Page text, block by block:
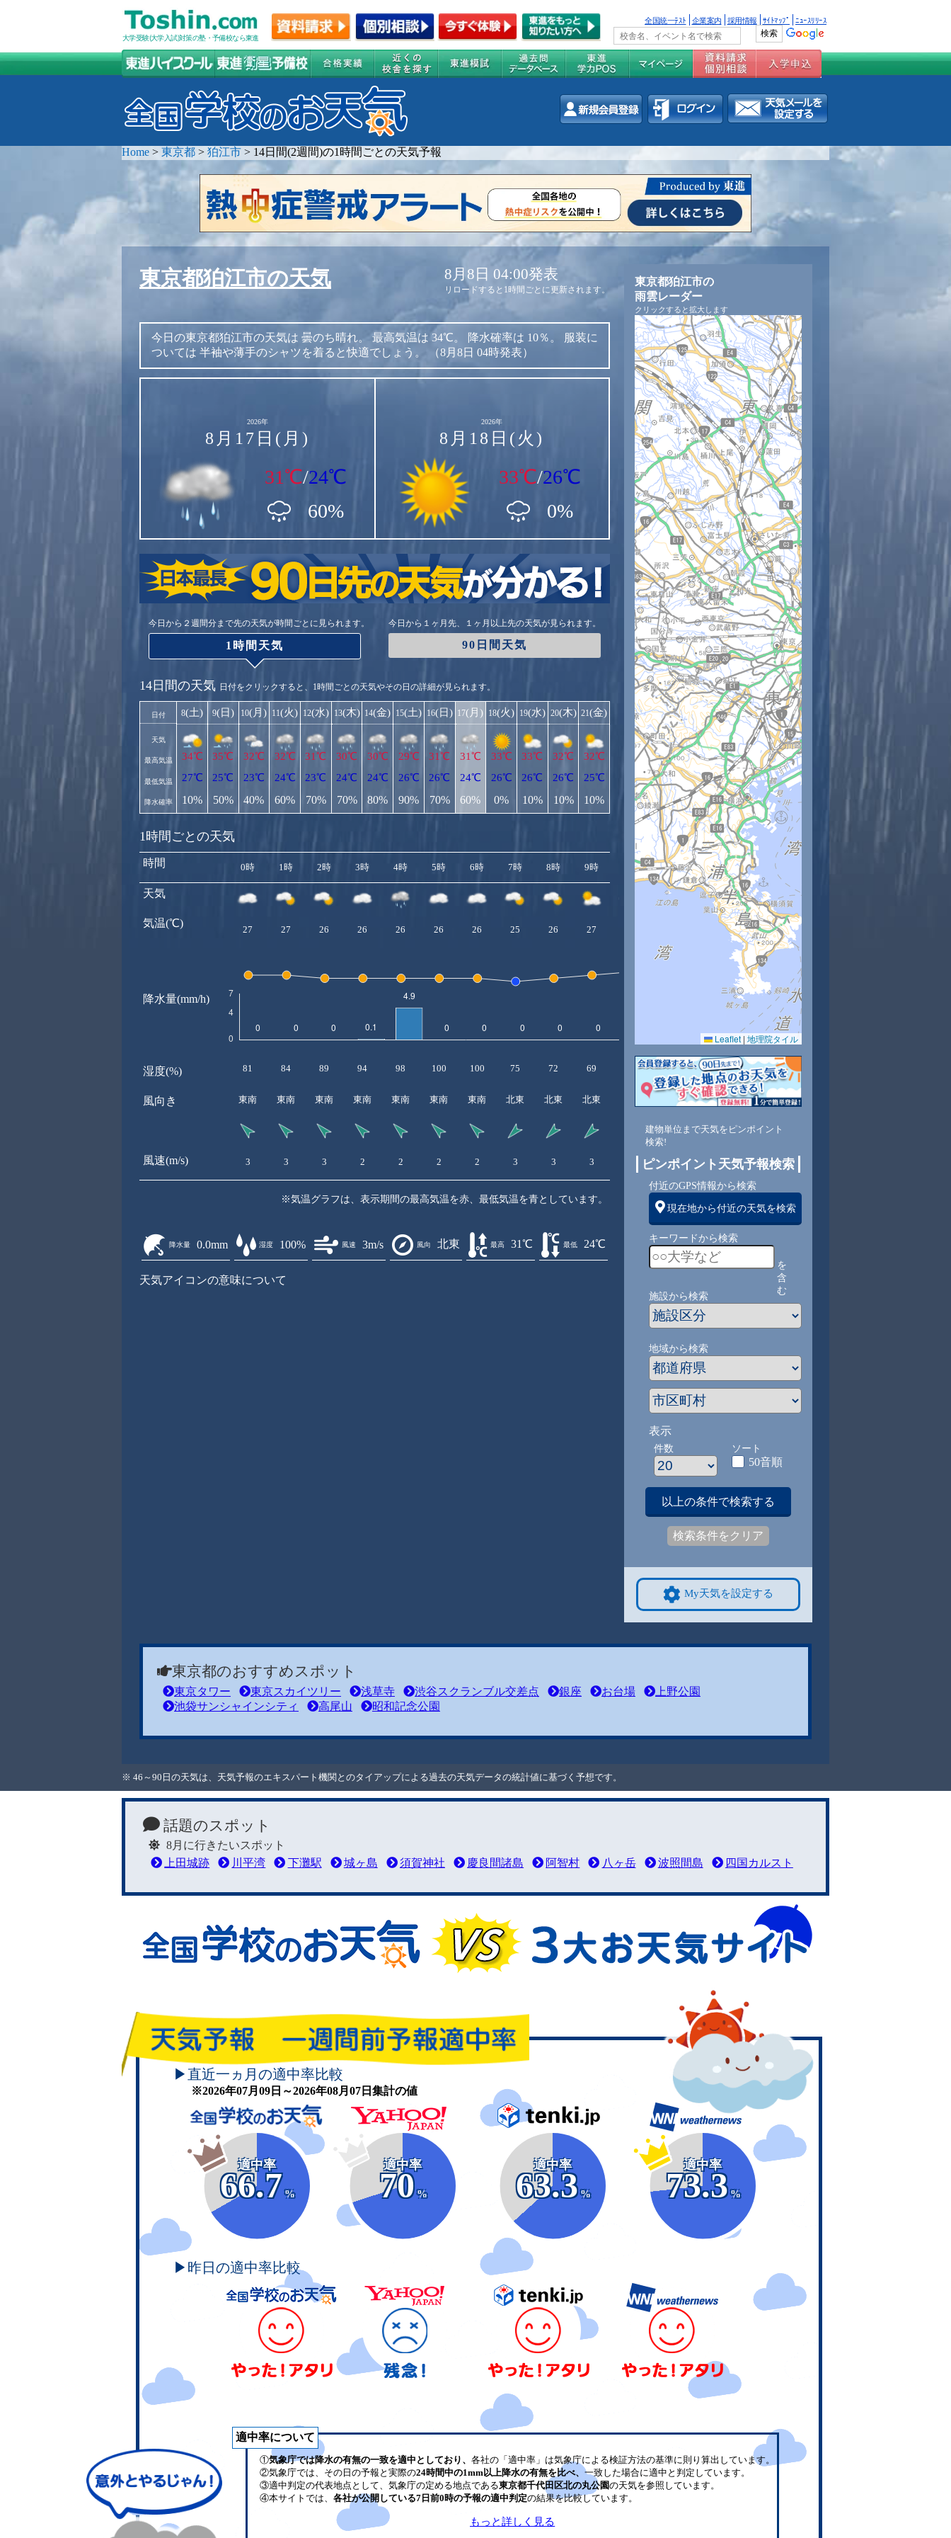
大学受験(大学入試)対策の塾・予備校なら東進
全国統一ﾃｽﾄ 企業案内 採用情報 ｻｲﾄﾏｯﾌﾟ ﾆｭｰｽﾘﾘｰｽ
Home > 東京都 > 狛江市 > 14日間(2週間)の1時間ごとの天気予報
東京都狛江市の天気 8月8日 04:00発表
リロードすると1時間ごとに更新されます。
今日の東京都狛江市の天気は 曇のち晴れ。 最高気温は 34℃。 降水確率は 10％。
服装に
ついては 半袖や薄手のシャツを着ると快適でしょう。 （8月8日 04時発表）
2026年
8月17日(月)
31℃/24℃
60%
2026年
8月18日(火)
33℃/26℃
0%
今日から２週間分まで先の天気が時間ごとに見られます。
1時間天気
今日から１ヶ月先、１ヶ月以上先の天気が見られます。
90日間天気
14日間の天気 日付をクリックすると、1時間ごとの天気やその日の詳細が見られます。
日付
天気
最高気温
最低気温
降水確率
8(土)
34℃
27℃
10%
9(日)
35℃
25℃
50%
10(月)
32℃
23℃
40%
11(火)
32℃
24℃
60%
12(水)
31℃
23℃
70%
13(木)
30℃
24℃
70%
14(金)
30℃
24℃
80%
15(土)
29℃
26℃
90%
16(日)
31℃
26℃
70%
17(月)
31℃
24℃
60%
18(火)
33℃
26℃
0%
19(水)
33℃
26℃
10%
20(木)
32℃
26℃
10%
21(金)
32℃
25℃
10%
1時間ごとの天気
時間
天気
気温(℃)
降水量(mm/h)
湿度(%)
風向き
風速(m/s)
0時 1時 2時 3時 4時 5時 6時 7時 8時 9時 10時 11時 12時 13時 14時
27 27 26 26 26 26 26 25 26 27 30 31
81 84 89 94 98 100 100 75 72 69 60 58 57 60
東南 東南 東南 東南 東南 東南 東南 北東 北東 北東 北東 北東 東
3 3 3 2 2 2 2 3 3 3 3 3 3 3
※気温グラフは、表示期間の最高気温を赤、最低気温を青としています。
降水量 0.0mm 湿度 100% 風速 3m/s 風向 北東 最高 31℃ 最低 24℃
天気アイコンの意味について
東京都狛江市の
雨雲レーダー
クリックすると拡大します
Leaflet | 地理院タイル
建物単位まで天気をピンポイント
検索!
ピンポイント天気予報検索
付近のGPS情報から検索
現在地から付近の天気を検索
キーワードから検索
を
含
む
施設から検索
地域から検索
表示
件数 ソート
50音順
以上の条件で検索する
検索条件をクリア
My天気を設定する
東京都のおすすめスポット
東京タワー 東京スカイツリー 浅草寺 渋谷スクランブル交差点 銀座 お台場
上野公園
池袋サンシャインシティ
高尾山 昭和記念公園
※ 46～90日の天気は、天気予報のエキスパート機関とのタイアップによる過去の天気データの統計値に基づく予想です。
話題のスポット
8月に行きたいスポット
上田城跡
川平湾 下灘駅 城ヶ島 須賀神社 慶良間諸島 阿智村 八ヶ岳 波照間島 四国カルスト
▶直近一ヵ月の適中率比較
※2026年07月09日～2026年08月07日集計の値
適中率
66.7
%
適中率
70
%
適中率
63.3
%
適中率
73.3
%
▶昨日の適中率比較
適中率について
①気象庁では降水の有無の一致を適中としており、 各社の「適中率」は気象庁による検証方法の基準に則り算出しています。
②気象庁では、その日の予報と実際の24時間中の1mm以上降水の有無を比べ、 一致した場合に適中と判定しています。
③適中判定の代表地点として、気象庁の定める地点である東京都千代田区北の丸公園の天気を参照しています。
④本サイトでは、 各社が公開している7日前0時の予報の適中判定の結果を比較しています。
もっと詳しく見る